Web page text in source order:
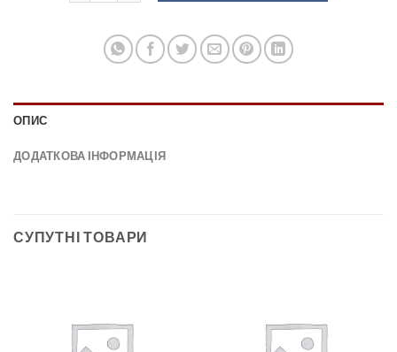
ОПИС
ДОДАТКОВА ІНФОРМАЦІЯ
СУПУТНІ ТОВАРИ